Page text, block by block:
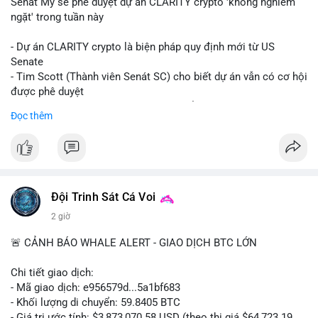
ngặt' trong tuần này
- Dự án CLARITY crypto là biện pháp quy định mới từ US
Senate
- Tim Scott (Thành viên Senát SC) cho biết dự án vẫn có cơ hội
được phê duyệt
trình
#vlikevn #titanbot
Đọc thêm
Đội Trinh Sát Cá Voi
2 giờ
🚨 CẢNH BÁO WHALE ALERT - GIAO DỊCH BTC LỚN
Chi tiết giao dịch:
- Mã giao dịch: e956579d...5a1bf683
- Khối lượng di chuyển: 59.8405 BTC